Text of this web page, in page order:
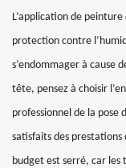
L’application de
protection contre
s’endommager à cause
tête, pensez à choisir
professionnel de la pose
satisfaits des
budget est serré, car les